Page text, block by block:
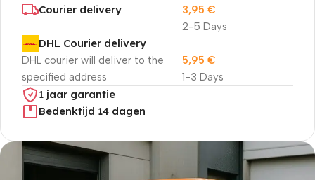
Courier delivery
2-5 Days
3,95 €
DHL Courier delivery
DHL courier will deliver to the
specified address
1-3 Days
5,95 €
1 jaar garantie
Bedenktijd 14 dagen